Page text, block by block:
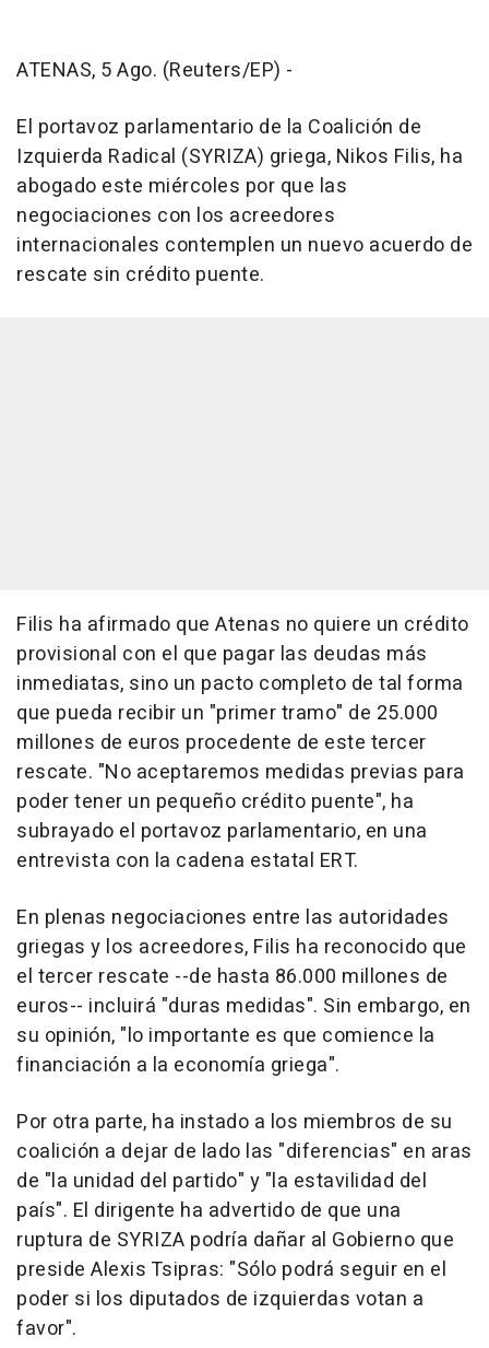
ATENAS, 5 Ago. (Reuters/EP) -
El portavoz parlamentario de la Coalición de
Izquierda Radical (SYRIZA) griega, Nikos Filis, ha
abogado este miércoles por que las
negociaciones con los acreedores
internacionales contemplen un nuevo acuerdo de
rescate sin crédito puente.
Filis ha afirmado que Atenas no quiere un crédito
provisional con el que pagar las deudas más
inmediatas, sino un pacto completo de tal forma
que pueda recibir un "primer tramo" de 25.000
millones de euros procedente de este tercer
rescate. "No aceptaremos medidas previas para
poder tener un pequeño crédito puente", ha
subrayado el portavoz parlamentario, en una
entrevista con la cadena estatal ERT.
En plenas negociaciones entre las autoridades
griegas y los acreedores, Filis ha reconocido que
el tercer rescate --de hasta 86.000 millones de
euros-- incluirá "duras medidas". Sin embargo, en
su opinión, "lo importante es que comience la
financiación a la economía griega".
Por otra parte, ha instado a los miembros de su
coalición a dejar de lado las "diferencias" en aras
de "la unidad del partido" y "la estavilidad del
país". El dirigente ha advertido de que una
ruptura de SYRIZA podría dañar al Gobierno que
preside Alexis Tsipras: "Sólo podrá seguir en el
poder si los diputados de izquierdas votan a
favor".